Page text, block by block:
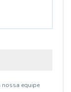
nossa equipe